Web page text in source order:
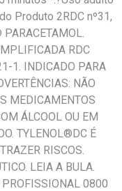
Produto 2RDC nº31,
RDC
1. INDICADO PARA
NÃO
MEDICAMENTOS
ÁLCOOL OU EM
TYLENOL®DC É
RISCOS.
LEIA A BULA.
0800